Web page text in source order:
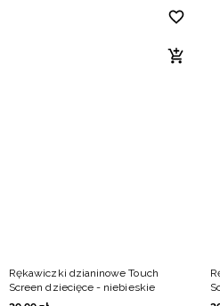
Rękawiczki dzianinowe Touch
Screen dziecięce - niebieskie